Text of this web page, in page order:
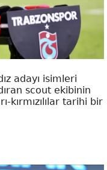
adayı isimleri
scout ekibinin
kırmızılılar tarihi bir